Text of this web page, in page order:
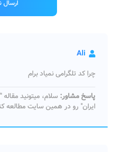
Ali
چرا کد تلگرامی نمیاد برام
پاسخ مشاور: سلام، میتونید
ایران" رو در همین سایت مطالعه